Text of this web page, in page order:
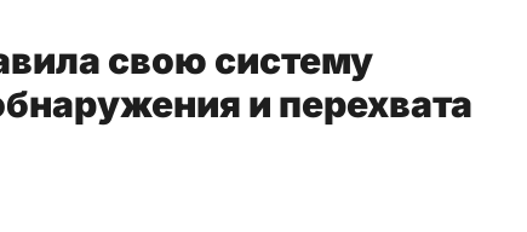
свою систему
и перехвата